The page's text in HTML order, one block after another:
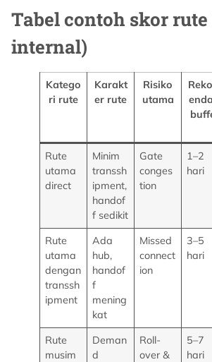
Tabel contoh skor
internal)
Katego
ri rute
Karakt
er rute
Risiko
utama
Rute
utama
direct
Minim
transsh
ipment,
handof
f sedikit
Gate
conges
tion
1–2
hari
Rute
utama
dengan
transsh
ipment
Ada
hub,
handof
f
mening
kat
Missed
connect
ion
3–5
hari
Rute
musim
Deman
d
Roll-
over &
5–7
hari